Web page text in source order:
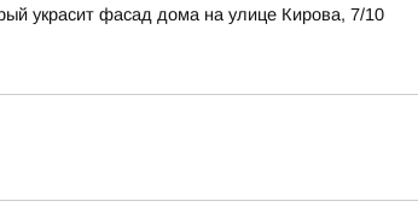
украсит фасад дома на улице Кирова, 7/10